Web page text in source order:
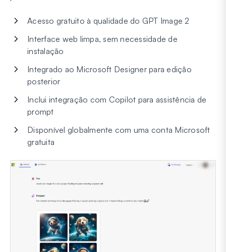
Acesso gratuito à qualidade do GPT Image 2
Interface web limpa, sem necessidade de
instalação
Integrado ao Microsoft Designer para edição
posterior
Inclui integração com Copilot para assistência de
prompt
Disponível globalmente com uma conta Microsoft
gratuita